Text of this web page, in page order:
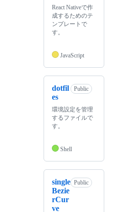
React Nativeで作
成するためのテ
ンプレートで
す。
JavaScript
dotfil
es
Public
環境設定を管理
するファイルで
す。
Shell
single
Bezie
rCur
ve
Public